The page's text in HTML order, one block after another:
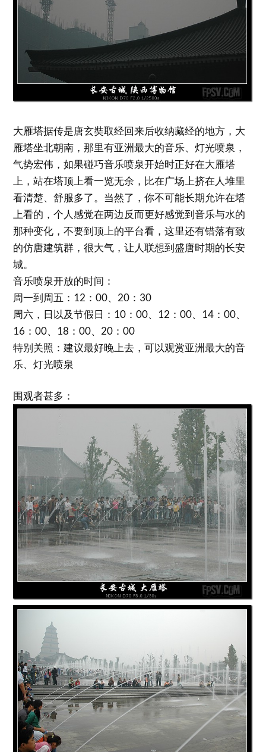
大雁塔据传是唐玄奘取经回来后收纳藏经的地方，大
雁塔坐北朝南，那里有亚洲最大的音乐、灯光喷泉，
气势宏伟，如果碰巧音乐喷泉开始时正好在大雁塔
上，站在塔顶上看一览无余，比在广场上挤在人堆里
看清楚、舒服多了。当然了，你不可能长期允许在塔
上看的，个人感觉在两边反而更好感觉到音乐与水的
那种变化，不要到顶上的平台看，这里还有错落有致
的仿唐建筑群，很大气，让人联想到盛唐时期的长安
城。
音乐喷泉开放的时间：
周一到周五：12：00、20：30
周六，日以及节假日：10：00、12：00、14：00、
16：00、18：00、20：00
特别关照：建议最好晚上去，可以观赏亚洲最大的音
乐、灯光喷泉
围观者甚多：